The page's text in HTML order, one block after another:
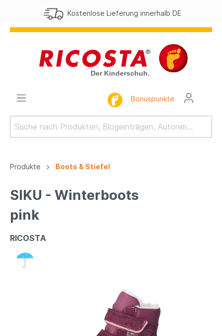
Kostenlose Lieferung innerhalb DE
Bonuspunkte
Produkte Boots & Stiefel
SIKU - Winterboots
pink
RICOSTA